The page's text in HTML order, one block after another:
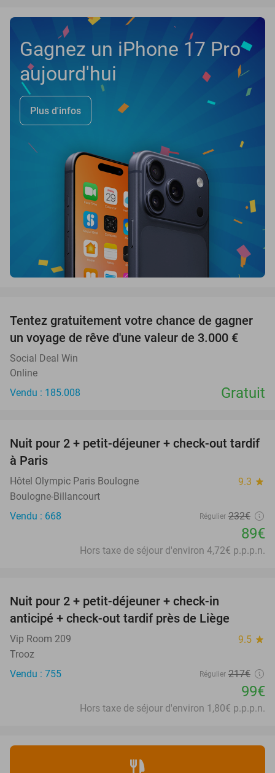
Gagnez un iPhone 17 Pro
aujourd'hui
Plus d'infos
Tentez gratuitement votre chance de gagner
un voyage de rêve d'une valeur de 3.000 €
Social Deal Win
Online
Vendu : 185.008
Gratuit
62%
Nuit pour 2 + petit-déjeuner + check-out tardif
à Paris
Hôtel Olympic Paris Boulogne 9.3 star
Boulogne-Billancourt
Vendu : 668
Régulier 232€
89€
Hors taxe de séjour d'environ 4,72€ p.p.p.n.
Nuit pour 2 + petit-déjeuner + check-in
anticipé + check-out tardif près de Liège
Vip Room 209 9.5 star
Trooz
Vendu : 755
Régulier 217€
99€
Hors taxe de séjour d'environ 1,80€ p.p.p.n.